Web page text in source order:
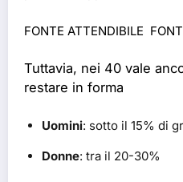
FONTE ATTENDIBILE
Tuttavia, nei 40 vale
restare in forma
Uomini: sotto il 15% di
Donne: tra il 20-30%